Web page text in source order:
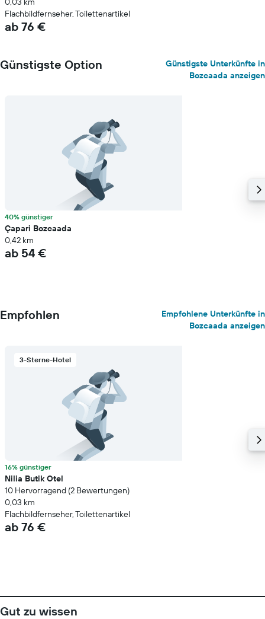
Flachbildfernseher, Toilettenartikel
ab 76 €
Günstigste Option
Günstigste Unterkünfte in
Bozcaada anzeigen
40% günstiger
Çapari Bozcaada
0,42 km
ab 54 €
Empfohlen
Empfohlene Unterkünfte in
Bozcaada anzeigen
3-Sterne-Hotel
16% günstiger
Nilia Butik Otel
10 Hervorragend (2 Bewertungen)
0,03 km
Flachbildfernseher, Toilettenartikel
ab 76 €
Gut zu wissen